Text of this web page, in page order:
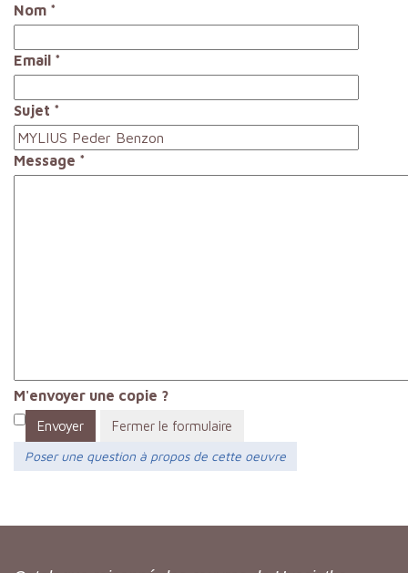
Nom *
Email *
Sujet *
Message *
M'envoyer une copie ?
Envoyer
Fermer le formulaire
Poser une question à propos de cette oeuvre